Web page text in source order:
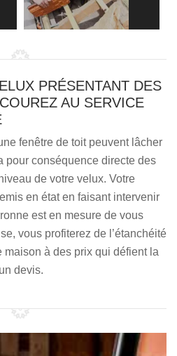
PRÉSENTANT DES
AU SERVICE
fenêtre de toit peuvent lâcher
pour conséquence directe des
de votre velux. Votre
en état en faisant intervenir
est en mesure de vous
vous profiterez de l’étanchéité
maison à des prix qui défient la
devis.